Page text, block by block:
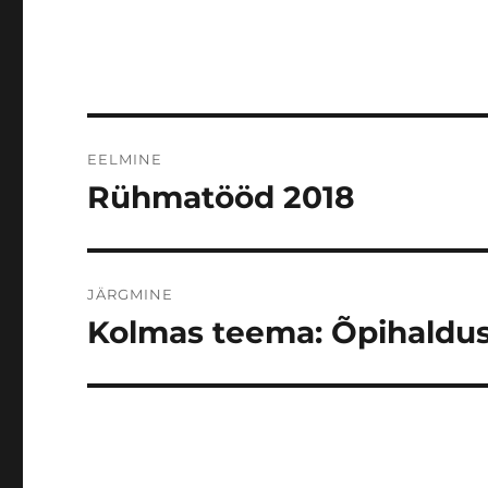
EELMINE
Eelmine
Rühmatööd 2018
JÄRGMINE
Järgmine
Kolmas teema: